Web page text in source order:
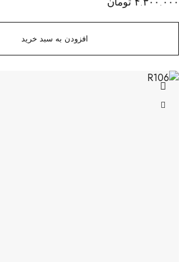
افزودن به سبد خرید